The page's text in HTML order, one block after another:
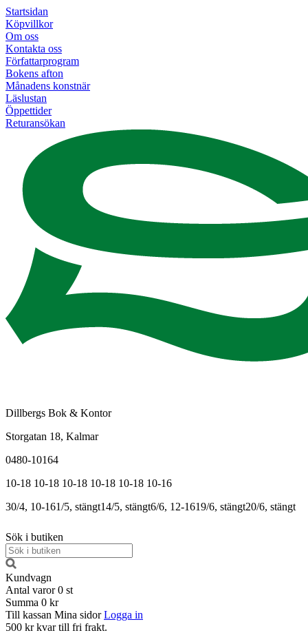
Startsidan
Köpvillkor
Om oss
Kontakta oss
Författarprogram
Bokens afton
Månadens konstnär
Läslustan
Öppettider
Returansökan
Dillbergs Bok & Kontor
Storgatan 18, Kalmar
0480-10164
10-18 10-18 10-18 10-18 10-18 10-16
30/4, 10-161/5, stängt14/5, stängt6/6, 12-1619/6, stängt20/6, stängt
Sök i butiken
Kundvagn
Antal varor 0 st
Summa 0 kr
Till kassan Mina sidor Logga in
500 kr kvar till fri frakt.